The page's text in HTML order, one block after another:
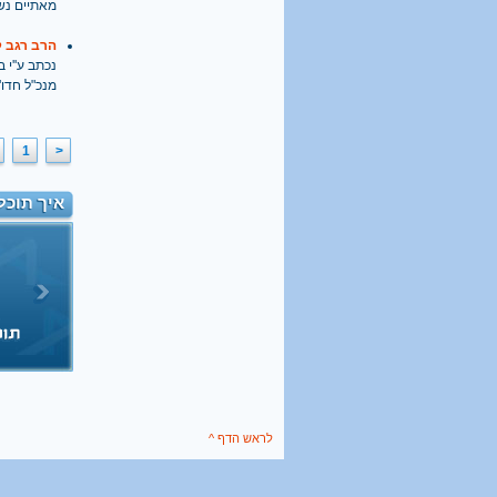
מאתיים
הרב רגב
נכתב ע''י
מנכ"ל
<
1
איך
לראש הדף ^